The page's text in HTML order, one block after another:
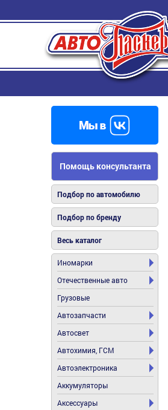
Помощь консультанта
Подбор по автомобилю
Подбор по бренду
Весь каталог
Иномарки
Отечественные авто
Грузовые
Автозапчасти
Автосвет
Автохимия, ГСМ
Автоэлектроника
Аккумуляторы
Аксессуары